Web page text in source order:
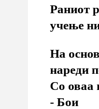
Раниот
учење
На
нареди
Со оваа
⁣- Бои